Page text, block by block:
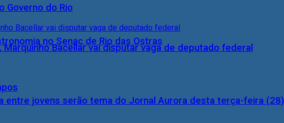
no Senac de Rio das Ostras
entre jovens serão tema do Jornal Aurora desta terça-feira (28)
Governo do Rio
Bacellar vai disputar vaga de deputado federal